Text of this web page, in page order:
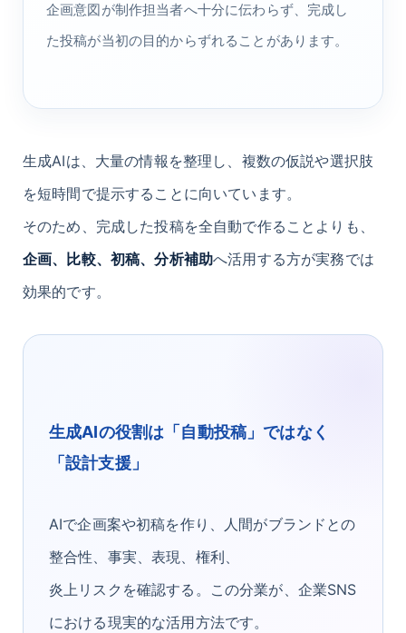
企画意図が制作担当者へ十分に伝わらず、完成し
た投稿が当初の目的からずれることがあります。
生成AIは、大量の情報を整理し、複数の仮説や選択肢
を短時間で提示することに向いています。
そのため、完成した投稿を全自動で作ることよりも、
企画、比較、初稿、分析補助へ活用する方が実務では
効果的です。
生成AIの役割は「自動投稿」ではなく
「設計支援」
AIで企画案や初稿を作り、人間がブランドとの
整合性、事実、表現、権利、
炎上リスクを確認する。この分業が、企業SNS
における現実的な活用方法です。